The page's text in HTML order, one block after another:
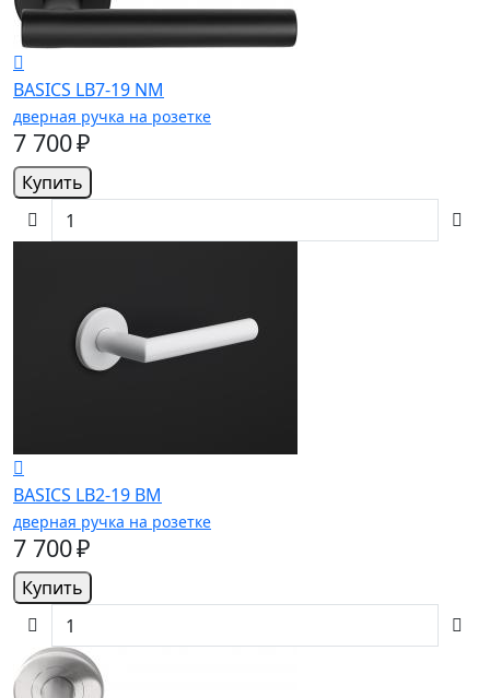
BASICS LB7-19 NM
дверная ручка на розетке
7 700 ₽
Купить
BASICS LB2-19 BM
дверная ручка на розетке
7 700 ₽
Купить